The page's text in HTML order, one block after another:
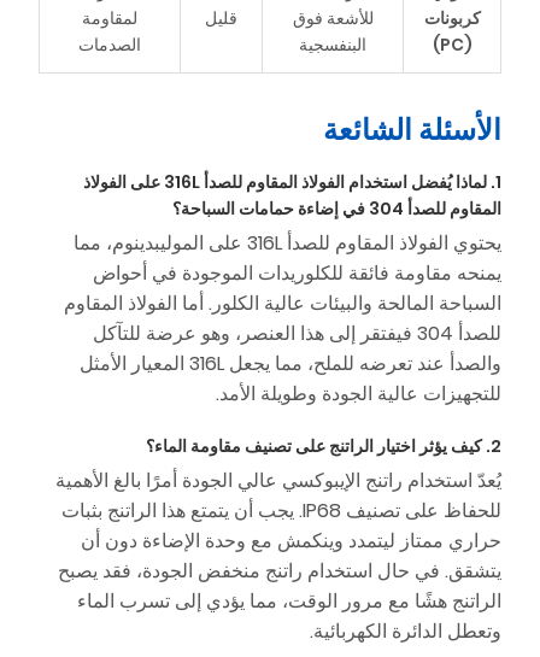
كربونات
(PC)
للأشعة فوق
البنفسجية
قليل
لمقاومة
الصدمات
الأسئلة الشائعة
1. لماذا يُفضل استخدام الفولاذ المقاوم للصدأ 316L على الفولاذ
المقاوم للصدأ 304 في إضاءة حمامات السباحة؟
يحتوي الفولاذ المقاوم للصدأ 316L على الموليبدينوم، مما
يمنحه مقاومة فائقة للكلوريدات الموجودة في أحواض
السباحة المالحة والبيئات عالية الكلور. أما الفولاذ المقاوم
للصدأ 304 فيفتقر إلى هذا العنصر، وهو عرضة للتآكل
والصدأ عند تعرضه للملح، مما يجعل 316L المعيار الأمثل
للتجهيزات عالية الجودة وطويلة الأمد.
2. كيف يؤثر اختيار الراتنج على تصنيف مقاومة الماء؟
يُعدّ استخدام راتنج الإيبوكسي عالي الجودة أمرًا بالغ الأهمية
للحفاظ على تصنيف IP68. يجب أن يتمتع هذا الراتنج بثبات
حراري ممتاز ليتمدد وينكمش مع وحدة الإضاءة دون أن
يتشقق. في حال استخدام راتنج منخفض الجودة، فقد يصبح
الراتنج هشًا مع مرور الوقت، مما يؤدي إلى تسرب الماء
وتعطل الدائرة الكهربائية.